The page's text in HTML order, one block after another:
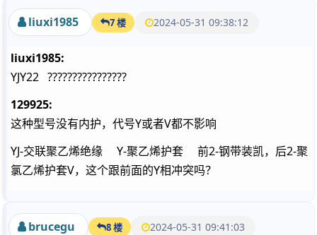
liuxi1985 7 楼 2024-05-31 09:38:12
liuxi1985:
YJY22 ????????????????
129925:
这种型号没有内护，代号Y或者V都不影响
YJ-交联聚乙烯绝缘 Y-聚乙烯护套 前2-钢带装凯，后2-聚
氯乙烯护套V，这个跟前面的Y相冲突吗？
brucegu 8 楼 2024-05-31 09:41:03